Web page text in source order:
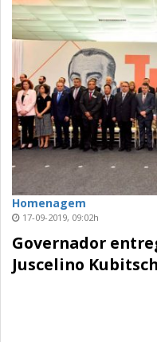
Homenagem
17-09-2019, 09:02h
Governador
Juscelino